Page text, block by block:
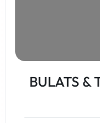
BULATS &